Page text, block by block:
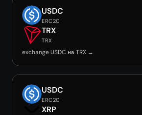
USDC
ERC20
TRX
TRX
exchange USDC на TRX →
USDC
ERC20
XRP